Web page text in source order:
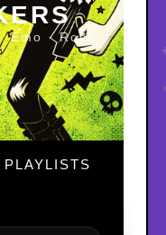
· Rock